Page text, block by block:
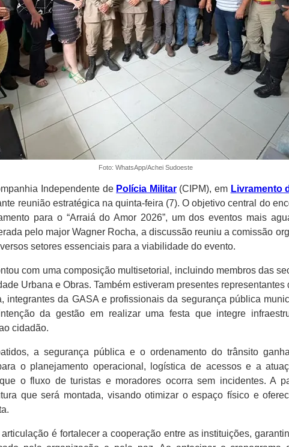
Foto: WhatsApp/Achei Sudoeste
Independente de Polícia Militar(CIPM), em Livramento
reunião estratégica na quinta-feira (7). O objetivo central do
para o “Arraiá do Amor 2026”, um dos eventos mais
pelo major Wagner Rocha, a discussão reuniu a comissão
setores essenciais para a viabilidade do evento.
com uma composição multisetorial, incluindo membros das
Urbana e Obras. Também estiveram presentes representantes
integrantes da GASA e profissionais da segurança pública
da gestão em realizar uma festa que integre
cidadão.
a segurança pública e o ordenamento do trânsito
o planejamento operacional, logística de acessos e a
o fluxo de turistas e moradores ocorra sem incidentes. A
que será montada, visando otimizar o espaço físico e
é fortalecer a cooperação entre as instituições,